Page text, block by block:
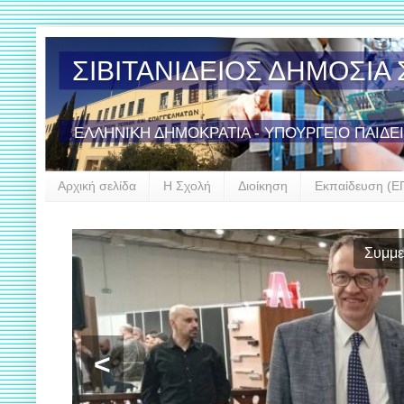
ΣΙΒΙΤΑΝΙΔΕΙΟΣ
ΕΛΛΗΝΙΚΗ ΔΗΜΟΚΡΑΤΙΑ - ΥΠΟΥΡΓΕΙΟ
Αρχική σελίδα Η Σχολή Διοίκηση Εκπαίδευση
<